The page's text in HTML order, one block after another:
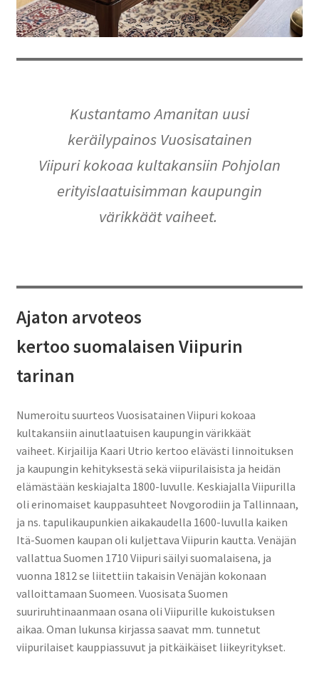
Kustantamo Amanitan uusi
keräilypainos Vuosisatainen
Viipurikokoaa kultakansiin Pohjolan
erityislaatuisimman kaupungin
värikkäät vaiheet.
Ajaton arvoteos
kertoo suomalaisen Viipurin
tarinan
Numeroitu suurteos Vuosisatainen Viipuri kokoaa
kultakansiin ainutlaatuisen kaupungin värikkäät
vaiheet. Kirjailija Kaari Utrio kertoo elävästi linnoituksen
ja kaupungin kehityksestä sekä viipurilaisista ja heidän
elämästään keskiajalta 1800-luvulle. Keskiajalla Viipurilla
oli erinomaiset kauppasuhteet Novgorodiin ja Tallinnaan,
ja ns. tapulikaupunkien aikakaudella 1600-luvulla kaiken
Itä-Suomen kaupan oli kuljettava Viipurin kautta. Venäjän
vallattua Suomen 1710 Viipuri säilyi suomalaisena, ja
vuonna 1812 se liitettiin takaisin Venäjän kokonaan
valloittamaan Suomeen. Vuosisata Suomen
suuriruhtinaanmaan osana oli Viipurille kukoistuksen
aikaa. Oman lukunsa kirjassa saavat mm. tunnetut
viipurilaiset kauppiassuvut ja pitkäikäiset liikeyritykset.